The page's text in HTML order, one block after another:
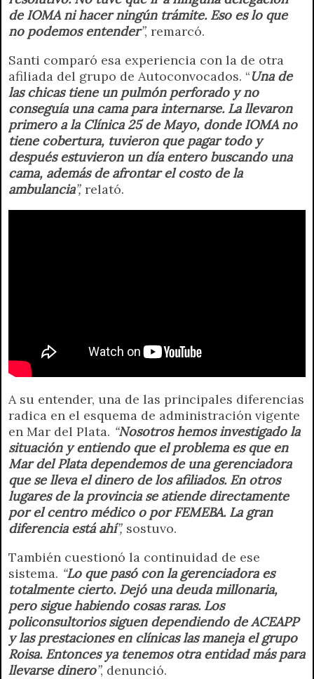
de IOMA ni hacer ningún trámite. Eso es lo que
no podemos entender”, remarcó.
Santi comparó esa experiencia con la de otra
afiliada del grupo de Autoconvocados. “Una de
las chicas tiene un pulmón perforado y no
conseguía una cama para internarse. La llevaron
primero a la Clínica 25 de Mayo, donde IOMA no
tiene cobertura, tuvieron que pagar todo y
después estuvieron un día entero buscando una
cama, además de afrontar el costo de la
ambulancia”, relató.
A su entender, una de las principales diferencias
radica en el esquema de administración vigente
en Mar del Plata. “Nosotros hemos investigado la
situación y entiendo que el problema es que en
Mar del Plata dependemos de una gerenciadora
que se lleva el dinero de los afiliados. En otros
lugares de la provincia se atiende directamente
por el centro médico o por FEMEBA. La gran
diferencia está ahí”, sostuvo.
También cuestionó la continuidad de ese
sistema. “Lo que pasó con la gerenciadora es
totalmente cierto. Dejó una deuda millonaria,
pero sigue habiendo cosas raras. Los
policonsultorios siguen dependiendo de ACEAPP
y las prestaciones en clínicas las maneja el grupo
Roisa. Entonces ya tenemos otra entidad más para
llevarse dinero”, denunció.